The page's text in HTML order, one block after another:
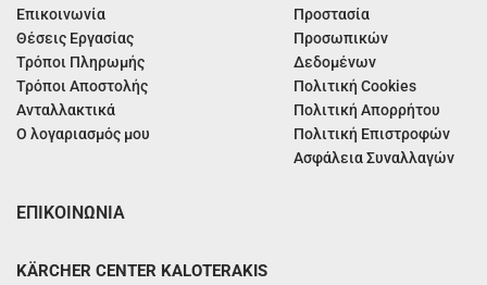
Επικοινωνία
Θέσεις Εργασίας
Τρόποι Πληρωμής
Τρόποι Αποστολής
Ανταλλακτικά
Ο λογαριασμός μου
Προστασία
Προσωπικών
Δεδομένων
Πολιτική Cookies
Πολιτική Απορρήτου
Πολιτική Επιστροφών
Ασφάλεια Συναλλαγών
ΕΠΙΚΟΙΝΩΝΙΑ
KÄRCHER CENTER KALOTERAKIS